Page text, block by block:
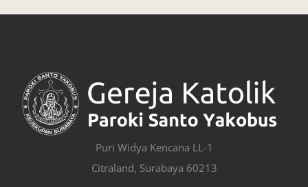
Puri Widya Kencana LL-1
Citraland, Surabaya 60213